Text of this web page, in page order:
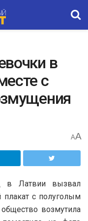
в
с
AA
в Латвии вызвал
плакат с полуголым
возмутила